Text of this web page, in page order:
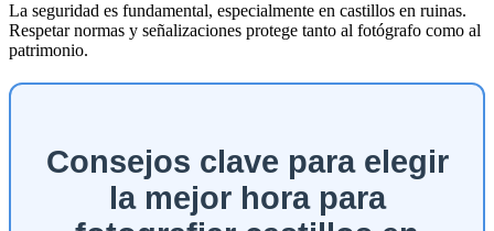
La seguridad es fundamental, especialmente en castillos en ruinas.
Respetar normas y señalizaciones protege tanto al fotógrafo como al
patrimonio.
Consejos clave para elegir
la mejor hora para